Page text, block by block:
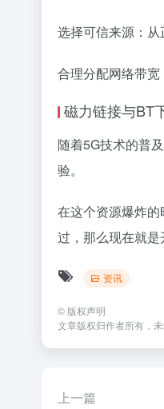
选择可信来源：从
合理分配网络带宽
磁力链接与BT
随着5G技术的普
验。
在这个资源爆炸
过，那么现在就是
资讯
© 版权声明
文章版权归作者所有，未
上一篇